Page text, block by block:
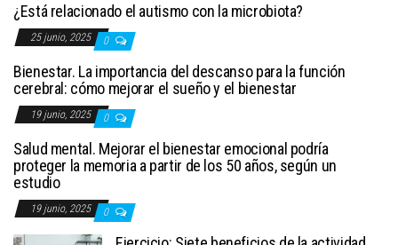
¿Está relacionado el autismo con la microbiota?
25 junio, 2025 0
Bienestar. La importancia del descanso para la función
cerebral: cómo mejorar el sueño y el bienestar
19 junio, 2025 0
Salud mental. Mejorar el bienestar emocional podría
proteger la memoria a partir de los 50 años, según un
estudio
19 junio, 2025 0